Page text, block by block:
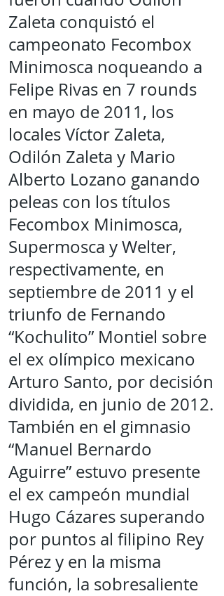
Zaleta conquistó el
campeonato Fecombox
Minimosca noqueando a
Felipe Rivas en 7 rounds
en mayo de 2011, los
locales Víctor Zaleta,
Odilón Zaleta y Mario
Alberto Lozano ganando
peleas con los títulos
Fecombox Minimosca,
Supermosca y Welter,
respectivamente, en
septiembre de 2011 y el
triunfo de Fernando
“Kochulito” Montiel sobre
el ex olímpico mexicano
Arturo Santo, por decisión
dividida, en junio de 2012.
También en el gimnasio
“Manuel Bernardo
Aguirre” estuvo presente
el ex campeón mundial
Hugo Cázares superando
por puntos al filipino Rey
Pérez y en la misma
función, la sobresaliente